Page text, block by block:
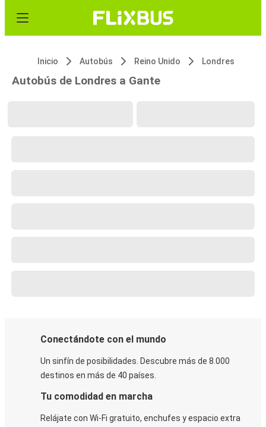
Inicio Autobús Reino Unido Londres
Autobús de Londres a Gante
Conectándote con el mundo
Un sinfín de posibilidades. Descubre más de 8.000
destinos en más de 40 países.
Tu comodidad en marcha
Relájate con Wi-Fi gratuito, enchufes y espacio extra